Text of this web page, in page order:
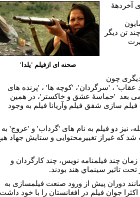
صحنه اى ازفيلم 'يلدا'
آخردهۀ
تن دیگر
چون
عقاب' ، 'سرگردان'، 'کوچه ها' ، 'پرنده های
بعد 'حماسۀ عشق و خاکستر'، در همين
سازی شفق فيلم وآريانا فيلم به وجود
نيز دو فيلم به نام های 'گرداب' و 'عروج' به
که غيراز تغييرمحتوايی و ستايش جهاد
چند فيلمنامه نويس، چند کارگردان و
تحت تاثير سينماي هند بودند.
دوران پيش از ورود صنعت فيلمسازی به
جوان فیلم در افغانستان را با خود